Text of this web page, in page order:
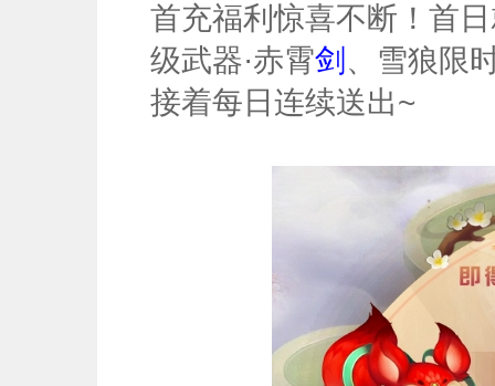
首充福利惊喜不断！首
级武器·赤霄剑 、雪狼限
接着每日连续送出~